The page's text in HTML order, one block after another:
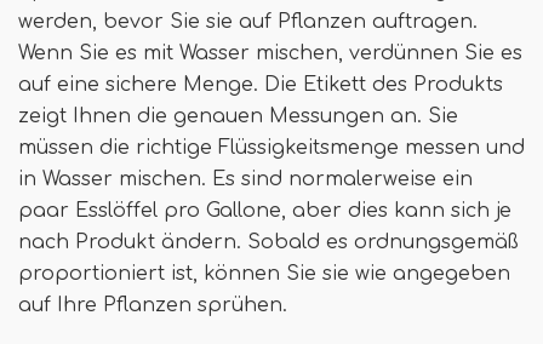
werden, bevor Sie sie auf Pflanzen auftragen.
Wenn Sie es mit Wasser mischen, verdünnen Sie es
auf eine sichere Menge. Die Etikett des Produkts
zeigt Ihnen die genauen Messungen an. Sie
müssen die richtige Flüssigkeitsmenge messen und
in Wasser mischen. Es sind normalerweise ein
paar Esslöffel pro Gallone, aber dies kann sich je
nach Produkt ändern. Sobald es ordnungsgemäß
proportioniert ist, können Sie sie wie angegeben
auf Ihre Pflanzen sprühen.